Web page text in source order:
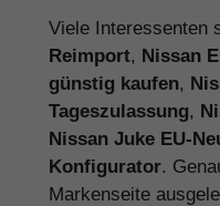
Viele Interessenten
Reimport, Nissan
günstig kaufen,
Tageszulassung,
Nissan Juke EU-
Konfigurator.
Markenseite